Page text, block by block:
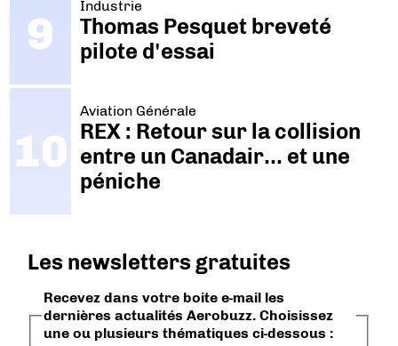
Industrie
Thomas Pesquet breveté
pilote d'essai
Aviation Générale
REX : Retour sur la collision
entre un Canadair… et une
péniche
Les newsletters gratuites
Recevez dans votre boite e-mail les
dernières actualités Aerobuzz. Choisissez
une ou plusieurs thématiques ci-dessous :